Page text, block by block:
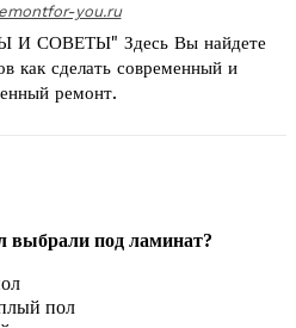
you.ru
СОВЕТЫ" Здесь Вы найдете
как сделать современный и
ремонт.
выбрали под ламинат?
пол